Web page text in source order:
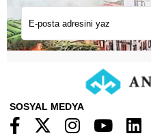
SOSYAL MEDYA